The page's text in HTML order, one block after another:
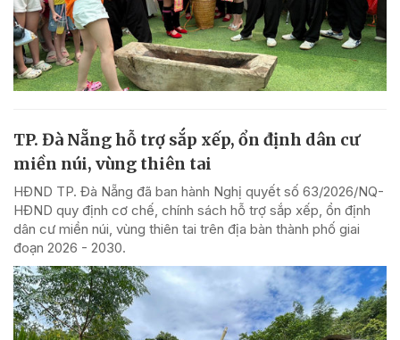
TP. Đà Nẵng hỗ trợ sắp xếp, ổn định dân cư
miền núi, vùng thiên tai
HĐND TP. Đà Nẵng đã ban hành Nghị quyết số 63/2026/NQ-
HĐND quy định cơ chế, chính sách hỗ trợ sắp xếp, ổn định
dân cư miền núi, vùng thiên tai trên địa bàn thành phố giai
đoạn 2026 - 2030.